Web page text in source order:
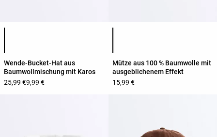
Wende-Bucket-Hat aus
Baumwollmischung mit Karos
25,99 €9,99 €
Mütze aus 100 % Baumwolle mit
ausgeblichenem Effekt
15,99 €